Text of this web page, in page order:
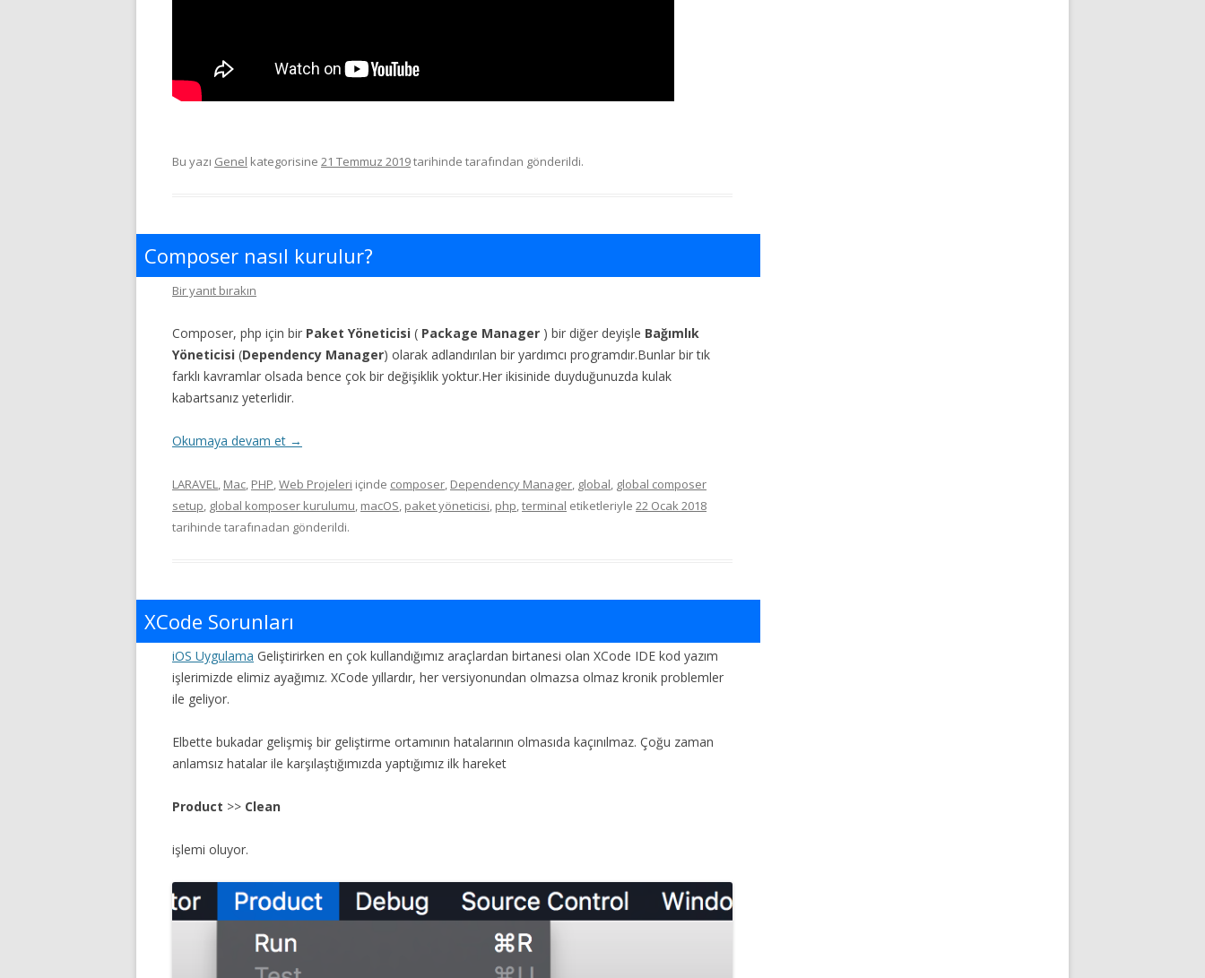
Bu yazı Genel kategorisine 21 Temmuz 2019tarihinde tarafından gönderildi.
Composer nasıl kurulur?
Bir yanıt bırakın
Composer, php için bir Paket Yöneticisi ( Package Manager ) bir diğer deyişle Bağımlık
Yöneticisi (Dependency Manager) olarak adlandırılan bir yardımcı programdır.Bunlar bir tık
farklı kavramlar olsada bence çok bir değişiklik yoktur.Her ikisinide duyduğunuzda kulak
kabartsanız yeterlidir.
Okumaya devam et →
LARAVEL, Mac, PHP,Web Projeleri içinde composer, Dependency Manager, global, global composer
setup, global komposer kurulumu, macOS, paket yöneticisi, php,terminal etiketleriyle 22 Ocak 2018
tarihinde tarafınadan gönderildi.
XCode Sorunları
iOS Uygulama Geliştirirken en çok kullandığımız araçlardan birtanesi olan XCode IDE kod yazım
işlerimizde elimiz ayağımız. XCode yıllardır, her versiyonundan olmazsa olmaz kronik problemler
ile geliyor.
Elbette bukadar gelişmiş bir geliştirme ortamının hatalarının olmasıda kaçınılmaz. Çoğu zaman
anlamsız hatalar ile karşılaştığımızda yaptığımız ilk hareket
Product >> Clean
işlemi oluyor.